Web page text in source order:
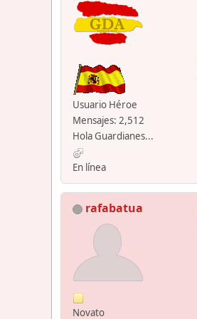
Usuario Héroe
Mensajes: 2,512
Hola Guardianes...
En línea
rafabatua
Novato